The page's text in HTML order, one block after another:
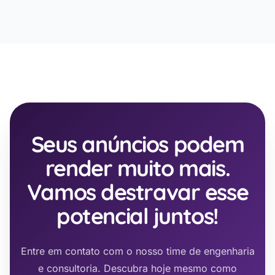
Seus anúncios podem
render muito mais.
Vamos destravar esse
potencial juntos!
Entre em contato com o nosso time de engenharia
e consultoria. Descubra hoje mesmo como